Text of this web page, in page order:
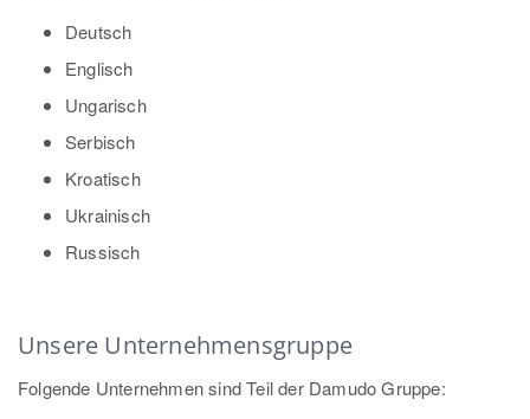
Deutsch
Englisch
Ungarisch
Serbisch
Kroatisch
Ukrainisch
Russisch
Unsere Unternehmensgruppe
Folgende Unternehmen sind Teil der Damudo Gruppe: